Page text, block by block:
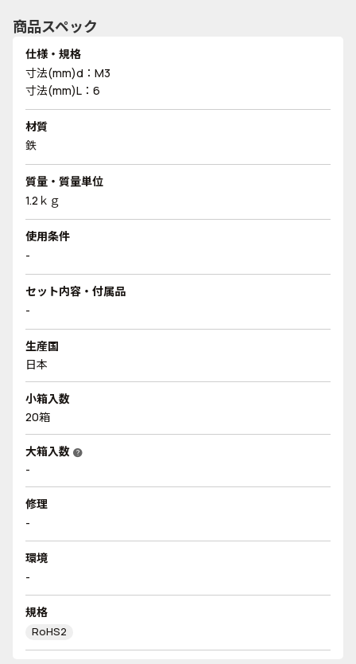
商品スペック
仕様・規格
寸法(mm)d：M3
寸法(mm)L：6
材質
鉄
質量・質量単位
1.2ｋｇ
使用条件
-
セット内容・付属品
-
生産国
日本
小箱入数
20箱
大箱入数 help
-
修理
-
環境
-
規格
RoHS2